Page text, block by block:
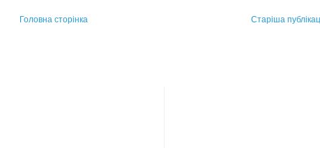
Старіша
Головна сторінка